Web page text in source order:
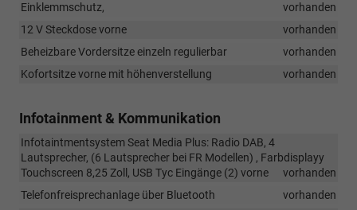
Einklemmschutz,
vorhanden
12 V Steckdose vorne
vorhanden
Beheizbare Vordersitze einzeln regulierbar
vorhanden
Kofortsitze vorne mit höhenverstellung
vorhanden
Infotainment & Kommunikation
Infotaintmentsystem Seat Media Plus: Radio DAB, 4
Lautsprecher, (6 Lautsprecher bei FR Modellen) , Farbdisplayy
Touchscreen 8,25 Zoll, USB Tyc Eingänge (2) vorne
vorhanden
Telefonfreisprechanlage über Bluetooth
vorhanden